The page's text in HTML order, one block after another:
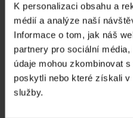
K personalizaci obsahu a
médií a analýze naší
Informace o tom, jak náš
partnery pro sociální
údaje mohou zkombinovat
poskytli nebo které získali
služby.